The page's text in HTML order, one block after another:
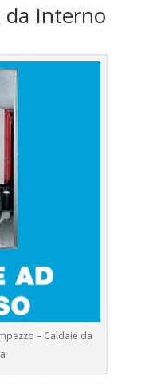
da Interno
– Caldaie da